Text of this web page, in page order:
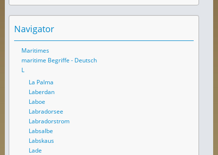
Navigator
Maritimes
maritime Begriffe - Deutsch
L
La Palma
Laberdan
Laboe
Labradorsee
Labradorstrom
Labsalbe
Labskaus
Lade